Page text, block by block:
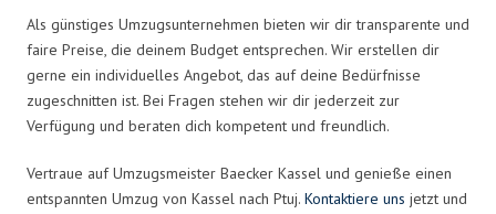
Als günstiges Umzugsunternehmen bieten wir dir transparente und
faire Preise, die deinem Budget entsprechen. Wir erstellen dir
gerne ein individuelles Angebot, das auf deine Bedürfnisse
zugeschnitten ist. Bei Fragen stehen wir dir jederzeit zur
Verfügung und beraten dich kompetent und freundlich.
Vertraue auf Umzugsmeister Baecker Kassel und genieße einen
entspannten Umzug von Kassel nach Ptuj. Kontaktiere uns jetzt und